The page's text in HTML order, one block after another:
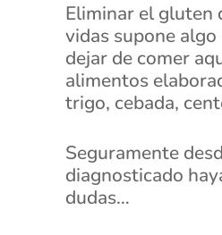
Eliminar el gluten
vidas supone algo
dejar de comer
alimentos
trigo, cebada,
Seguramente
diagnosticado
dudas…